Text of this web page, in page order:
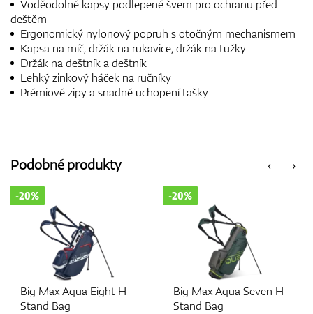
Voděodolné kapsy podlepené švem pro ochranu před
deštěm
Ergonomický nylonový popruh s otočným mechanismem
Kapsa na míč, držák na rukavice, držák na tužky
Držák na deštník a deštník
Lehký zinkový háček na ručníky
Prémiové zipy a snadné uchopení tašky
‹
Podobné produkty ›
Big Max Aqua Seven H
Stand Bag
-20%
Big Max Aqua Seven H
Stand Bag
-20%